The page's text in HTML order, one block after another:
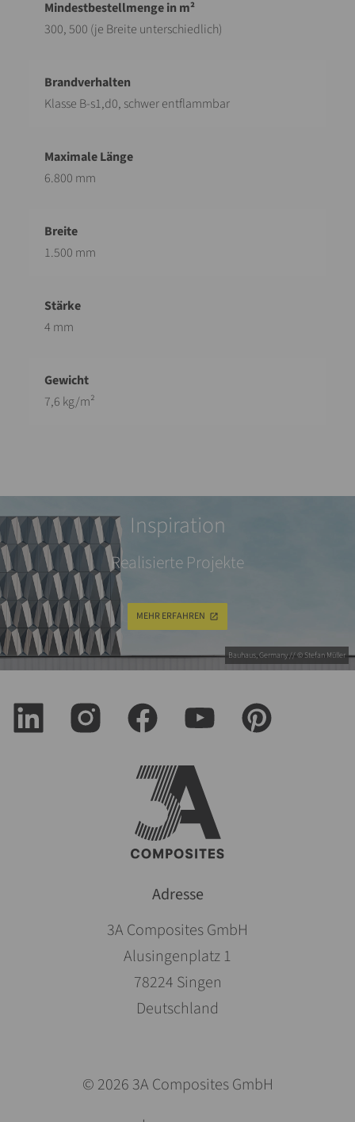
300, 500 (je Breite unterschiedlich)
Klasse B-s1,d0, schwer entflammbar
6.800 mm
1.500 mm
4 mm
7,6 kg/m²
Bauhaus, Germany // © Stefan Müller
Inspiration
Realisierte Projekte
MEHR ERFAHREN
Adresse
3A Composites GmbH
Alusingenplatz 1
78224 Singen
Deutschland
© 2026 3A Composites GmbH